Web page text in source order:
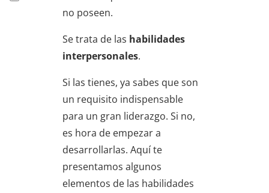
no poseen.
Se trata de las habilidades
interpersonales.
Si las tienes, ya sabes que son
un requisito indispensable
para un gran liderazgo. Si no,
es hora de empezar a
desarrollarlas. Aquí te
presentamos algunos
elementos de las habilidades